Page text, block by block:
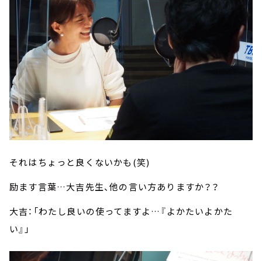
それはちょっと良くないかも(笑)
励ます言葉…大吉先生、他の言い方ありますか？？
大吉：「わたし良いの使ってますよ…『よかたいよかた
い』」